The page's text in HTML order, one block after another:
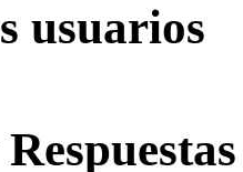
usuarios